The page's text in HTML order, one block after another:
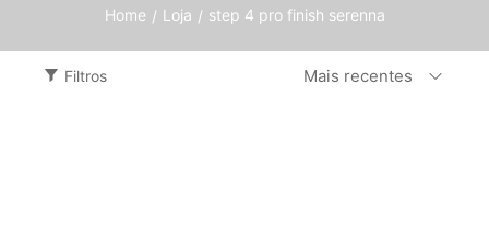
Home / Loja / step 4 pro finish serenna
Filtros Mais recentes